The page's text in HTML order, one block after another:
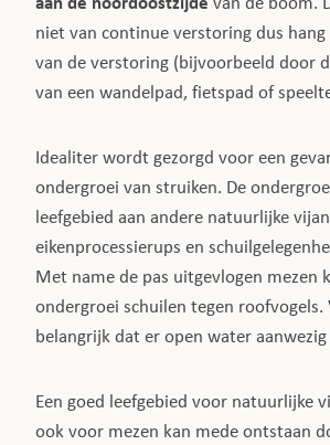
niet van continue verstoring dus
van de verstoring (bijvoorbeeld door
van een wandelpad, fietspad of
Idealiter wordt gezorgd voor een
ondergroei van struiken. De
leefgebied aan andere natuurlijke
eikenprocessierups en
Met name de pas uitgevlogen mezen
ondergroei schuilen tegen roofvogels.
belangrijk dat er open water aanwezig
Een goed leefgebied voor natuurlijke
ook voor mezen kan mede ontstaan